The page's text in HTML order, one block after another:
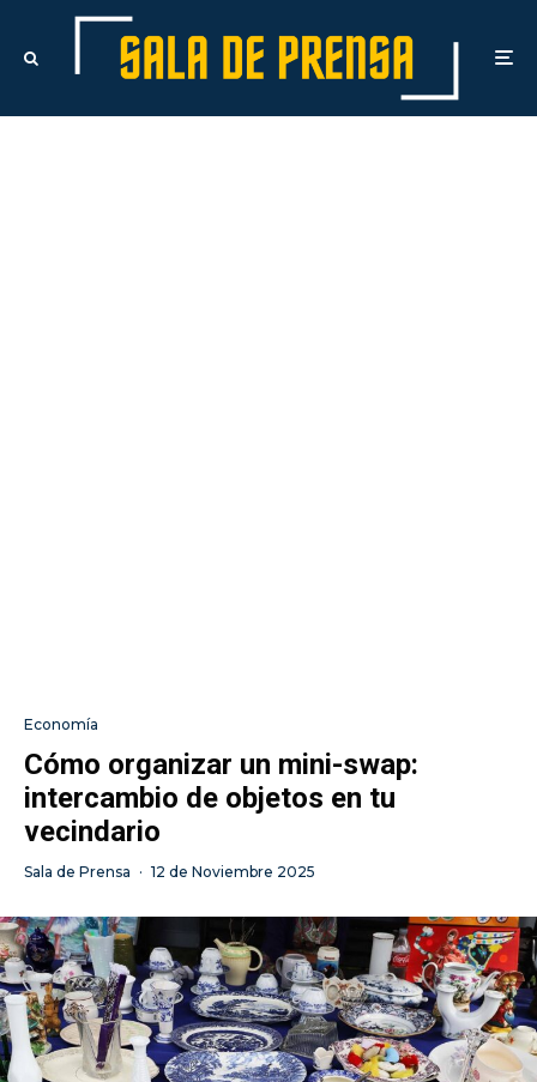
Economía
Cómo organizar un mini-swap:
intercambio de objetos en tu
vecindario
Sala de Prensa · 12 de Noviembre 2025